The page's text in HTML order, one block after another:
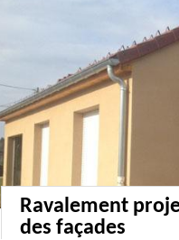
Ravalement
des façades